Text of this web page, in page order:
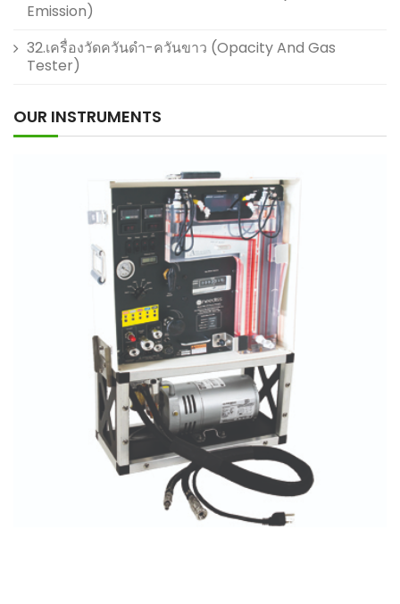
Emission)
32.เครื่องวัดควันดำ-ควันขาว (Opacity And Gas
Tester)
OUR INSTRUMENTS